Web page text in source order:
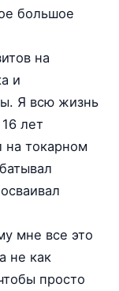
большое
на
и
Я всю жизнь
лет
на токарном
мне все это
не как
просто